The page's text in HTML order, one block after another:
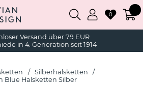
Versand über 79 EUR
in 4. Generation seit 1914
0
Silberhalsketten
Blue Halsketten Silber